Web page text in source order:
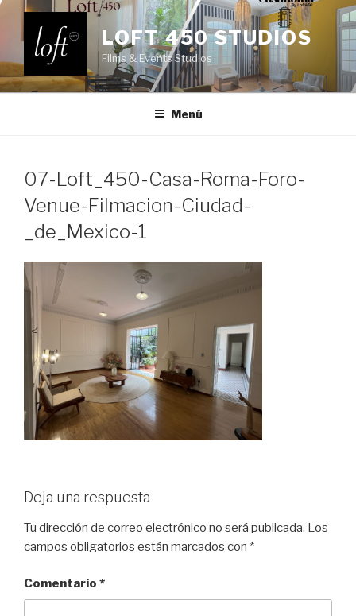
Saltar
contenido
LOFT 450 STUDIOS
Films & Events Studios
Menú
07-Loft_450-Casa-Roma-Foro-
Venue-Filmacion-Ciudad-
_de_Mexico-1
Deja una respuesta
Tu dirección de correo electrónico no será publicada. Los
campos obligatorios están marcados con *
Comentario *